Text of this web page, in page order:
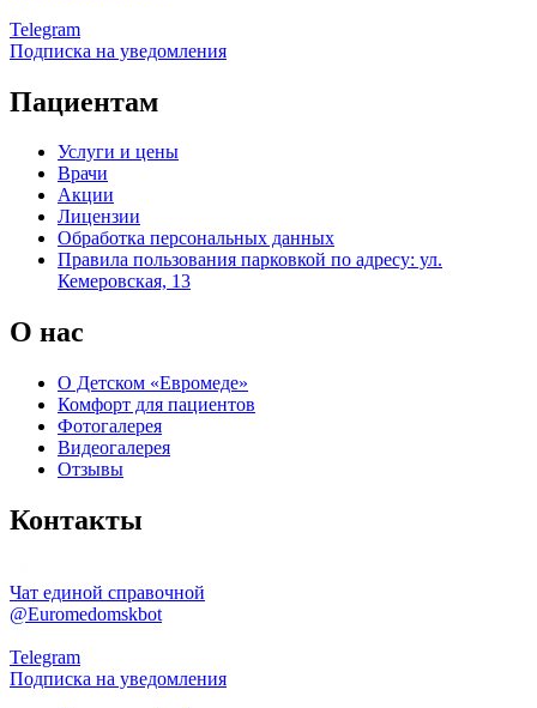
Telegram
Подписка на уведомления
Пациентам
Услуги и цены
Врачи
Акции
Лицензии
Обработка персональных данных
Правила пользования парковкой по адресу: ул.
Кемеровская, 13
О нас
О Детском «Евромеде»
Комфорт для пациентов
Фотогалерея
Видеогалерея
Отзывы
Контакты
Чат единой справочной
@Euromedomskbot
Telegram
Подписка на уведомления